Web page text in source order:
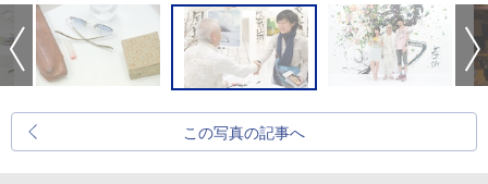
この写真の記事へ